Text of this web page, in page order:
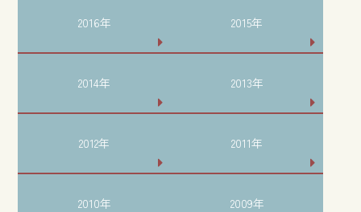
2016年 2015年
2014年 2013年
2012年 2011年
2010年 2009年